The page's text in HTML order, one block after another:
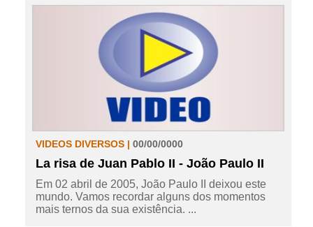
VIDEOS DIVERSOS | 00/00/0000
La risa de Juan Pablo II - João Paulo II
Em 02 abril de 2005, João Paulo II deixou este
mundo. Vamos recordar alguns dos momentos
mais ternos da sua existência. ...